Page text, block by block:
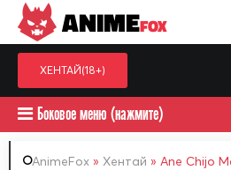
ANIMEFOX
ХЕНТАЙ(18+)
Боковое меню (нажмите)
AnimeFox » Хентай » Ane Chijo